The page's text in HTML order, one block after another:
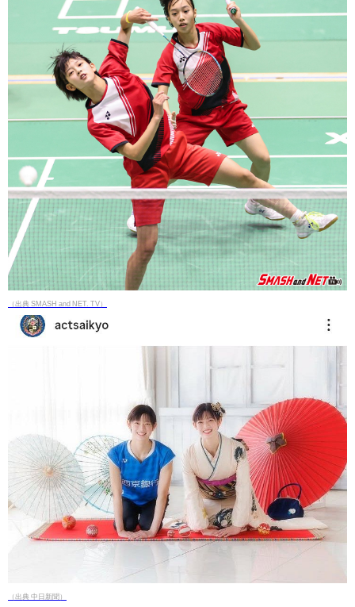
（出典 SMASH and NET. TV）
（出典 中日新聞）